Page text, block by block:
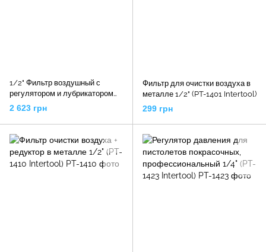
1/2" Фильтр воздушный с
регулятором и лубрикатором
(SA-2324 Sumake)
2 623 грн
Фильтр для очистки воздуха в
металле 1/2" (PT-1401 Intertool)
299 грн